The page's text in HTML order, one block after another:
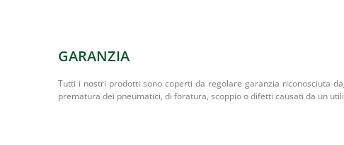
GARANZIA
Tutti i nostri prodotti sono coperti da regolare garanzia riconosciuta
prematura dei pneumatici, di foratura, scoppio o difetti causati da un